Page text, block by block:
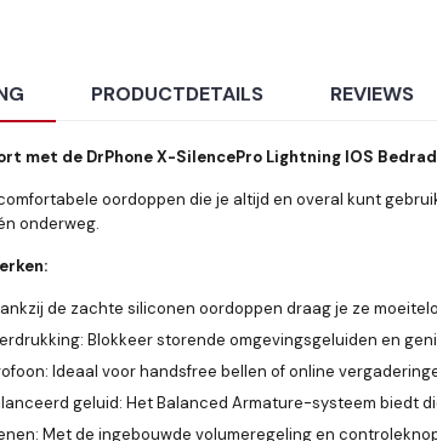
PRODUCTDETAILS REVIEWS
met de DrPhone X-SilencePro Lightning IOS
oordoppen die je altijd en overal kunt
onderweg.
de zachte siliconen oordoppen draag je ze
Blokkeer storende omgevingsgeluiden en
Ideaal voor handsfree bellen of online
geluid: Het Balanced Armature-systeem biedt
Met de ingebouwde volumeregeling en